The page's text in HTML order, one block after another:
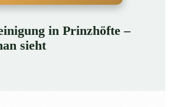
in Prinzhöfte –
sieht